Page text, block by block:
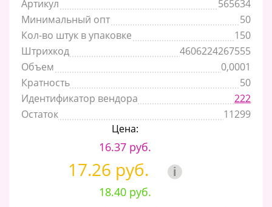
Артикул
565634
Минимальный опт
50
Кол-во штук в упаковке
150
Штрихкод
4606224267555
Объем
0,0001
Кратность
50
Идентификатор вендора
222
Остаток
11299
Цена:
16.37 руб.
17.26 руб. i
18.40 руб.